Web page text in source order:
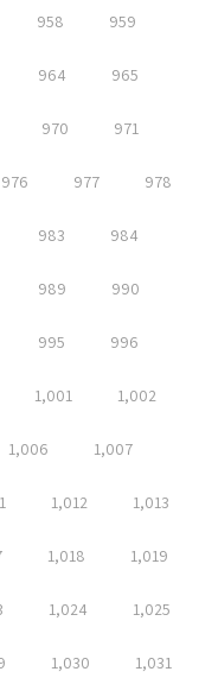
958 959
964 965
970 971
976 977 978
983 984
989 990
995 996
1,001 1,002
1,006 1,007
1,012 1,013
1,018 1,019
1,024 1,025
1,030 1,031